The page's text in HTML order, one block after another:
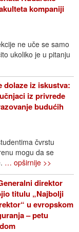
kompaniji
ne uče se samo
ukoliko je u pitanju
dolaze iz iskustva:
iz privrede
budućih
čvrstu
mogu da se
… opširnije >>
direktor
titulu „Najbolji
u evropskom
– petu